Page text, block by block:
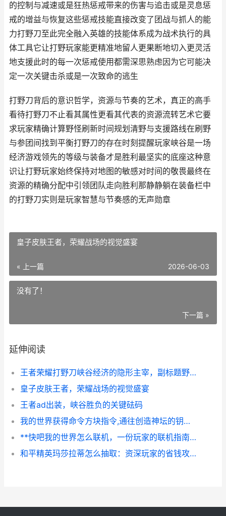
的控制与减速或是狂热惩戒带来的伤害与追击或是灵息惩
戒的增益与恢复这些惩戒技能直接改变了团战与抓人的能
力打野刀至此完全融入英雄的技能体系成为战术执行的具
体工具它让打野玩家能更精准地留人更果断地切入更灵活
地支援此时的每一次惩戒使用都需深思熟虑因为它可能决
定一次关键击杀或是一次致命的逃生
打野刀背后的意识哲学，资源与节奏的艺术，真正的高手
看待打野刀不止看其属性更看其代表的资源流转艺术它要
求玩家精确计算野怪刷新时间规划清野与支援路线在刷野
与参团间找到平衡打野刀的存在时刻提醒玩家峡谷是一场
经济游戏领先的等级与装备才是胜利最坚实的底座这种意
识让打野玩家始终保持对地图的敏感对时间的敬畏最终在
资源的精确分配中引领团队走向胜利那静静躺在装备栏中
的打野刀实则是玩家智慧与节奏感的无声勋章
皇子皮肤王者，荣耀战场的视觉盛宴
« 上一篇 2026-06-03
没有了！
下一篇 »
延伸阅读
王者荣耀打野刀峡谷经济的隐形主宰，副标题野区博弈的核心密码
皇子皮肤王者，荣耀战场的视觉盛宴
王者ad出装，峡谷胜负的关键砝码
我的世界获得命令方块指令,通往创造神坛的钥匙,副标题为终极工具获取与运用指南
**快吧我的世界怎么联机，一份玩家的联机指南**
和平精英玛莎拉蒂怎么抽取：资深玩家的省钱攻略